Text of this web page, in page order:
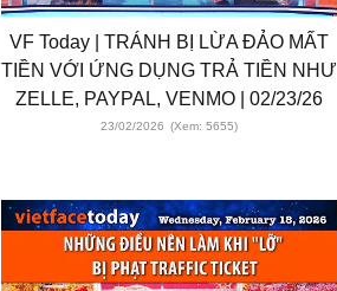
VF Today | TRÁNH BỊ LỪA ĐẢO MẤT
TIỀN VỚI ỨNG DỤNG TRẢ TIỀN NHƯ
ZELLE, PAYPAL, VENMO | 02/23/26
23/02/2026 (Xem: 5655)